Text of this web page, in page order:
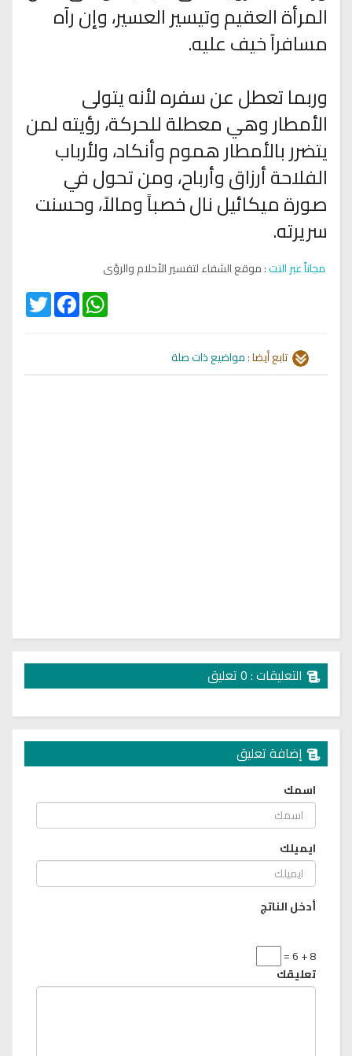
المرأة العقيم وتيسير العسير، وإن رآه
مسافراً خيف عليه.
وربما تعطل عن سفره لأنه يتولى
الأمطار وهي معطلة للحركة، رؤيته لمن
يتضرر بالأمطار هموم وأنكاد، ولأرباب
الفلاحة أرزاق وأرباح، ومن تحول في
صورة ميكائيل نال خصباً ومالاً، وحسنت
سريرته.
مجاناً عبر النت: موقع الشفاء لتفسير الأحلام والرؤى
Twitter
FacebookWhatsApp
تابع أيضا :مواضيع ذات صلة
التعليقات : 0 تعليق
إضافة تعليق
اسمك
ايميلك
أدخل الناتج
8 + 6 =
تعليقك